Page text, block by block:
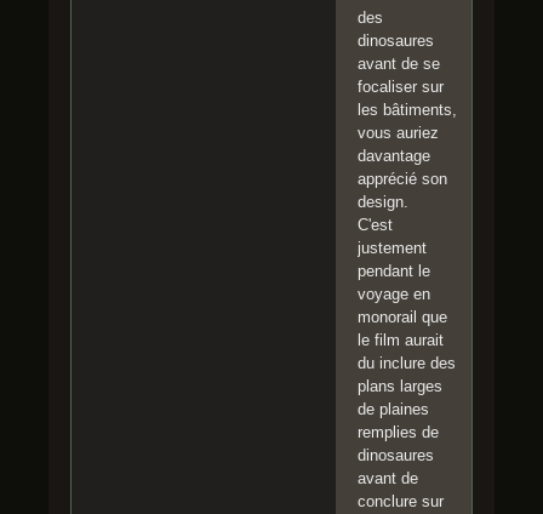
des
dinosaures
avant de se
focaliser sur
les bâtiments,
vous auriez
davantage
apprécié son
design.
C'est
justement
pendant le
voyage en
monorail que
le film aurait
du inclure des
plans larges
de plaines
remplies de
dinosaures
avant de
conclure sur